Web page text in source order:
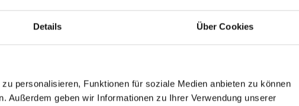
Details Über Cookies
personalisieren, Funktionen für soziale Medien anbieten zu können
Außerdem geben wir Informationen zu Ihrer Verwendung unserer
-0.22% -1.22% -1.76%
2.58 -15.01